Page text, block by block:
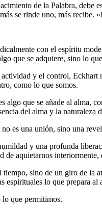
de la Palabra, debe
se rinde uno, más
con el espíritu
que se adquiere, sino lo
y el control, Eckhart
como lo que somos.
algo que se añade al alma,
del alma y la naturaleza
es una unión, sino una
y una profunda
de aquietarnos
tiempo, sino de un giro de la
espirituales lo que prepara
lo que permitimos.